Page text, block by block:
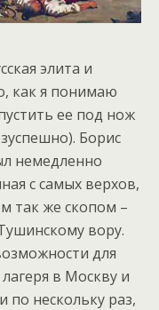
элита и
как я понимаю
ее под нож
Борис
немедленно
с самых верхов,
так же скопом –
вору.
для
в Москву и
по нескольку раз,